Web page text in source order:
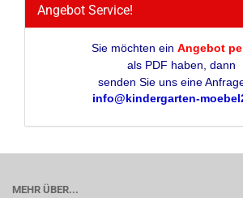
Angebot Service!
Sie möchten ein Angebot
als PDF haben, dann
senden Sie uns eine
info@kindergarten-
MEHR ÜBER...